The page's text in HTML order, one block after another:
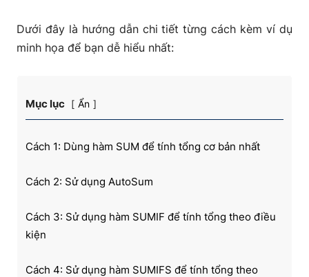
Dưới đây là hướng dẫn chi tiết từng cách kèm ví dụ
minh họa để bạn dễ hiểu nhất:
Mục lục Ẩn
Cách 1: Dùng hàm SUM để tính tổng cơ bản nhất
Cách 2: Sử dụng AutoSum
Cách 3: Sử dụng hàm SUMIF để tính tổng theo điều
kiện
Cách 4: Sử dụng hàm SUMIFS để tính tổng theo